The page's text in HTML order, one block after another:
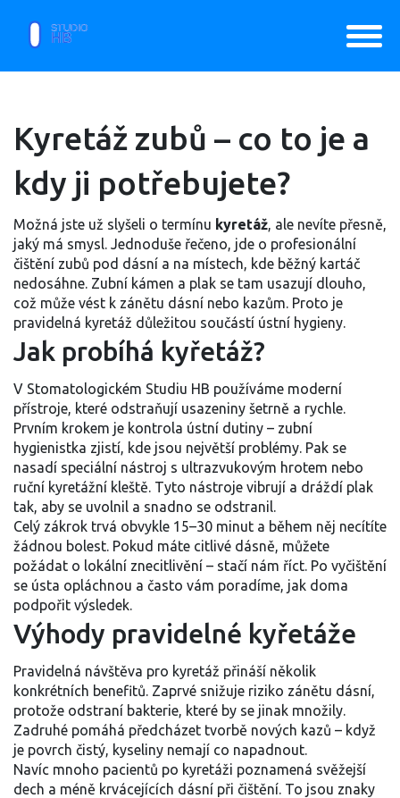
Kyretáž zubů – co to je a
kdy ji potřebujete?
Možná jste už slyšeli o termínu kyretáž, ale nevíte přesně,
jaký má smysl. Jednoduše řečeno, jde o profesionální
čištění zubů pod dásní a na místech, kde běžný kartáč
nedosáhne. Zubní kámen a plak se tam usazují dlouho,
což může vést k zánětu dásní nebo kazům. Proto je
pravidelná kyretáž důležitou součástí ústní hygieny.
Jak probíhá kyřetáž?
V Stomatologickém Studiu HB používáme moderní
přístroje, které odstraňují usazeniny šetrně a rychle.
Prvním krokem je kontrola ústní dutiny – zubní
hygienistka zjistí, kde jsou největší problémy. Pak se
nasadí speciální nástroj s ultrazvukovým hrotem nebo
ruční kyretážní kleště. Tyto nástroje vibrují a dráždí plak
tak, aby se uvolnil a snadno se odstranil.
Celý zákrok trvá obvykle 15–30 minut a během něj necítíte
žádnou bolest. Pokud máte citlivé dásně, můžete
požádat o lokální znecitlivění – stačí nám říct. Po vyčištění
se ústa opláchnou a často vám poradíme, jak doma
podpořit výsledek.
Výhody pravidelné kyřetáže
Pravidelná návštěva pro kyretáž přináší několik
konkrétních benefitů. Zaprvé snižuje riziko zánětu dásní,
protože odstraní bakterie, které by se jinak množily.
Zadruhé pomáhá předcházet tvorbě nových kazů – když
je povrch čistý, kyseliny nemají co napadnout.
Navíc mnoho pacientů po kyretáži poznamená svěžejší
dech a méně krvácejících dásní při čištění. To jsou znaky